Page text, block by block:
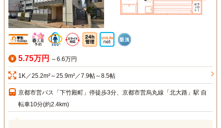
5.75万円 ～6.6万円
1K／25.2m²～25.9m²／7.9帖～8.5帖
京都市営バス「下竹殿町」停徒歩3分、京都市営烏丸線「北大路」駅 自
転車10分(約2.4km)